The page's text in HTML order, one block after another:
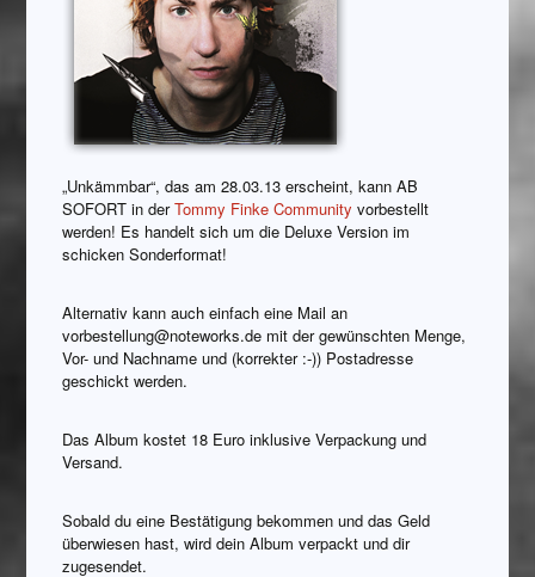
„Unkämmbar“, das am 28.03.13 erscheint, kann AB
SOFORT in derTommy Finke Community vorbestellt
werden! Es handelt sich um die Deluxe Version im
schicken Sonderformat!
Alternativ kann auch einfach eine Mail an
vorbestellung@noteworks.de mit der gewünschten Menge,
Vor- und Nachname und (korrekter :-)) Postadresse
geschickt werden.
Das Album kostet 18 Euro inklusive Verpackung und
Versand.
Sobald du eine Bestätigung bekommen und das Geld
überwiesen hast, wird dein Album verpackt und dir
zugesendet.